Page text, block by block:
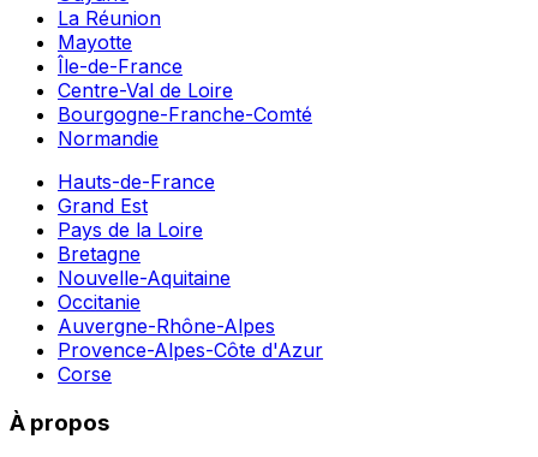
La Réunion
Mayotte
Île-de-France
Centre-Val de Loire
Bourgogne-Franche-Comté
Normandie
Hauts-de-France
Grand Est
Pays de la Loire
Bretagne
Nouvelle-Aquitaine
Occitanie
Auvergne-Rhône-Alpes
Provence-Alpes-Côte d'Azur
Corse
À propos